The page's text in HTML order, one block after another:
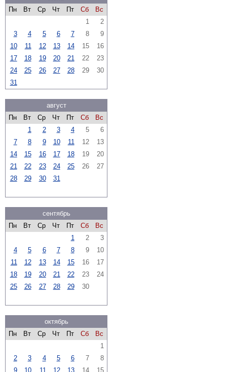
Пн
Вт Ср Чт Пт Сб
Вс
1
2
3
4 5 6 7 8
9
10
11 12 13 14 15
16
17
18 19 20 21 22
23
24
25 26 27 28 29
30
31
август
Пн
Вт Ср Чт Пт Сб
Вс
1
2 3 4 5
6
7
8 9 10 11 12
13
14
15 16 17 18 19
20
21
22 23 24 25 26
27
28
29 30 31
сентябрь
Пн
Вт Ср Чт Пт Сб
Вс
1
2
3
4
5 6 7 8 9
10
11
12 13 14 15 16
17
18
19 20 21 22 23
24
25
26 27 28 29 30
октябрь
Пн
Вт Ср Чт Пт Сб
Вс
1
2
3 4 5 6 7
8
9
10 11 12 13 14 15